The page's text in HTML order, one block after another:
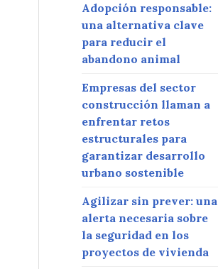
Adopción responsable:
una alternativa clave
para reducir el
abandono animal
Empresas del sector
construcción llaman a
enfrentar retos
estructurales para
garantizar desarrollo
urbano sostenible
Agilizar sin prever: una
alerta necesaria sobre
la seguridad en los
proyectos de vivienda